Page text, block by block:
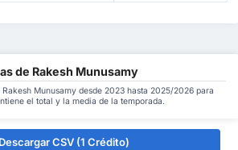
de Rakesh Munusamy
Munusamy desde 2023 hasta 2025/2026 para
el total y la media de la temporada.
Descargar CSV (1 Crédito)